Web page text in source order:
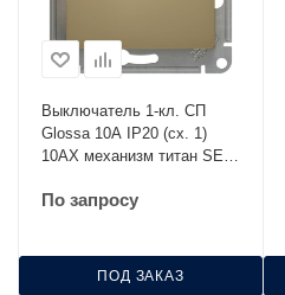
Выключатель 1-кл. СП
Glossa 10А IP20 (сх. 1)
10AX механизм титан SE
По запросу
ПОД ЗАКАЗ